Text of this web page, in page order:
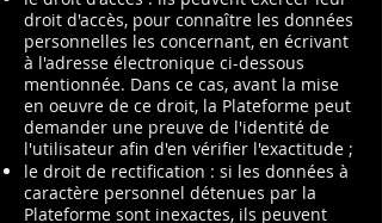
droit d'accès, pour connaître les données
personnelles les concernant, en écrivant
à l'adresse électronique ci-dessous
mentionnée. Dans ce cas, avant la mise
en oeuvre de ce droit, la Plateforme peut
demander une preuve de l'identité de
l'utilisateur afin d'en vérifier l'exactitude ;
le droit de rectification : si les données à
caractère personnel détenues par la
Plateforme sont inexactes, ils peuvent